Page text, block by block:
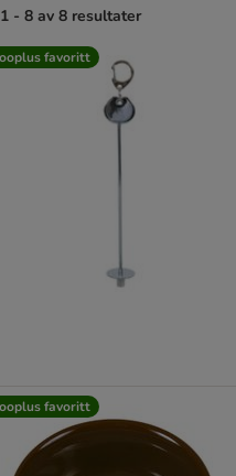
1 - 8 av 8 resultater
product items have been changed
favoritt
favoritt